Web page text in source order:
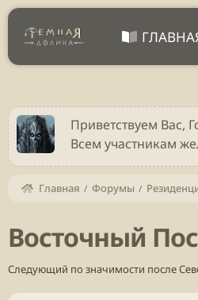
Приветствуем Вас,
Всем участникам
Главная Форумы
Восточный
Следующий по значимости после